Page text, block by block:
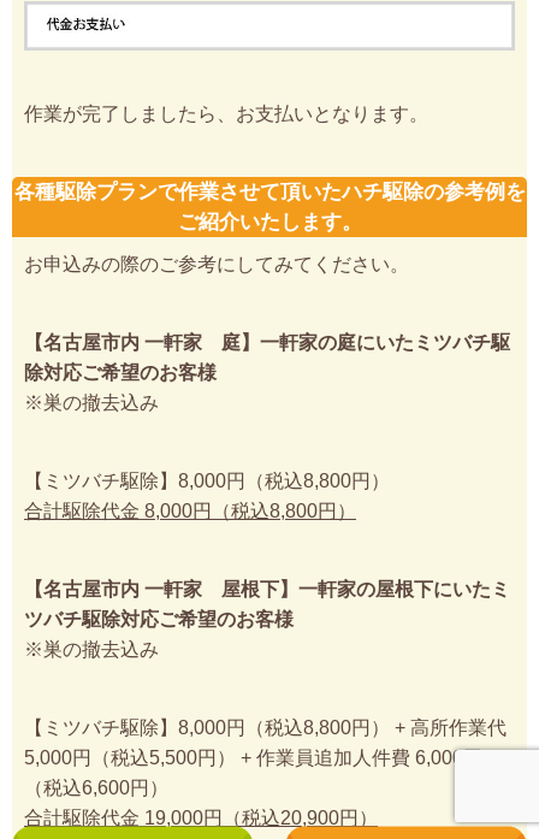
作業が完了しましたら、お支払いとなります。
各種駆除プランで作業させて頂いたハチ駆除の参考例を
ご紹介いたします。
お申込みの際のご参考にしてみてください。
【名古屋市内 一軒家 庭】一軒家の庭にいたミツバチ駆
除対応ご希望のお客様
※巣の撤去込み
【ミツバチ駆除】8,000円（税込8,800円）
合計駆除代金 8,000円（税込8,800円）
【名古屋市内 一軒家 屋根下】一軒家の屋根下にいたミ
ツバチ駆除対応ご希望のお客様
※巣の撤去込み
【ミツバチ駆除】8,000円（税込8,800円） + 高所作業代
5,000円（税込5,500円） + 作業員追加人件費 6,000円
（税込6,600円）
合計駆除代金 19,000円（税込20,900円）